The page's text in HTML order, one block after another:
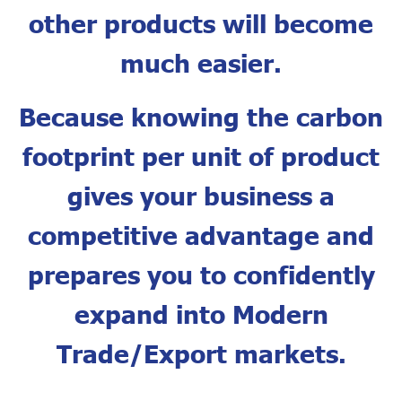
other products will become
much easier.
Because knowing the carbon
footprint per unit of product
gives your business a
competitive advantage and
prepares you to confidently
expand into Modern
Trade/Export markets.